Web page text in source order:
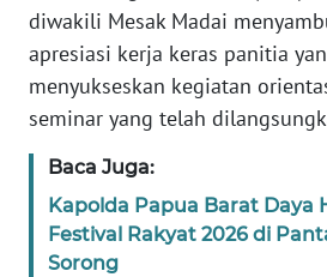
diwakili Mesak Madai
apresiasi kerja keras panitia
menyukseskan kegiatan
seminar yang telah
Baca Juga:
Kapolda Papua Barat Daya
Festival Rakyat 2026 di
Sorong
WN
SUMUT
JAKARTA
WN
JABAR